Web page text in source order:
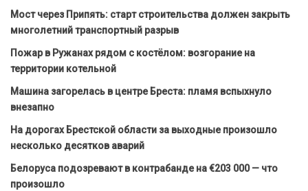
Мост через Припять: старт строительства должен закрыть
многолетний транспортный разрыв
Пожар в Ружанах рядом с костёлом: возгорание на
территории котельной
Машина загорелась в центре Бреста: пламя вспыхнуло
внезапно
На дорогах Брестской области за выходные произошло
несколько десятков аварий
Белоруса подозревают в контрабанде на €203 000 — что
произошло